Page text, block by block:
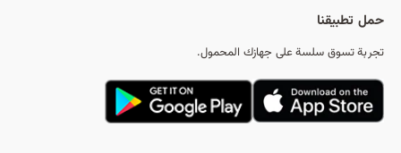
حمل تطبيقنا
تجربة تسوق سلسة على جهازك المحمول.